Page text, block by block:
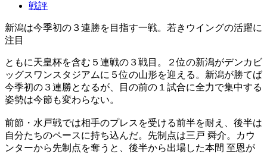
戦評
新潟は今季初の３連勝を目指す一戦。若きウイングの活躍に
注目
ともに天皇杯を含む５連戦の３戦目。２位の新潟がデンカビ
ッグスワンスタジアムに５位の山形を迎える。新潟が勝てば
今季初の３連勝となるが、目の前の１試合に全力で集中する
姿勢は今節も変わらない。
前節・水戸戦では相手のプレスを受ける前半を耐え、後半は
自分たちのペースに持ち込んだ。先制点は三戸 舜介。カウ
ンターから先制点を奪うと、後半から出場した本間 至恩が